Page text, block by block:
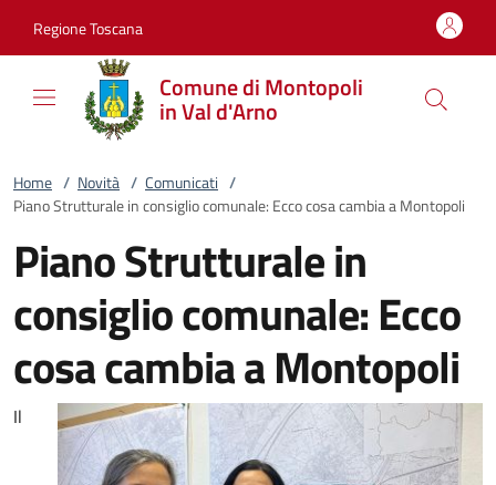
Regione Toscana
Comune di Montopoli
in Val d'Arno
Home / Novità / Comunicati /
Piano Strutturale in consiglio comunale: Ecco cosa cambia a Montopoli
Piano Strutturale in
consiglio comunale: Ecco
cosa cambia a Montopoli
Il